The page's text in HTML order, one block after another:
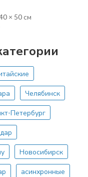
× 50 см
Челябинск
Петербург
Новосибирск
асинхронные